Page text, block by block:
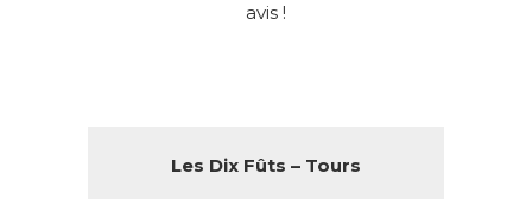
avis !
Les Dix Fûts – Tours